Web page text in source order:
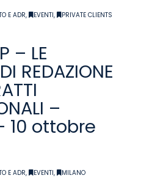
E ADR, EVENTI, PRIVATE CLIENTS
– LE
REDAZIONE
–
10 ottobre
E ADR, EVENTI, MILANO